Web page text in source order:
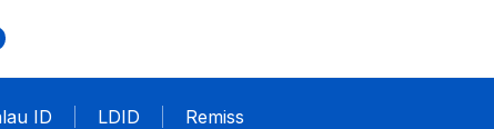
ID LDID Remiss